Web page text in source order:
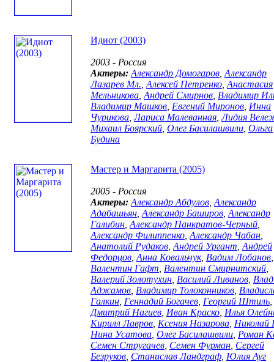
Идиот (2003)
2003 - Россия
Актеры: Александр Домогаров Александр
Лазарев Мл. Алексей Петренко Анастасия
Мельникова Андрей Смирнов Владимир
Владимир Машков Евгений Миронов Инна
Чурикова ,Лариса Малеванная ,Лидия
Михаил Боярский Олег Басилашвили Ольга
Будина
Мастер и Маргарита (2005)
2005 - Россия
Актеры: Александр Абдулов Александр
Адабашьян Александр Баширов Александр
Галибин Александр Панкратов-Черный
Александр Филиппенко Александр Чабан
Анатолий Рудаков Андрей Ургант Андрей
Федорцов Анна Ковальчук, Вадим Лобанов
Валентин Гафт Валентин Смирнитский
Валерий Золотухин Василий Ливанов
Аджамов Владимир Толоконников
Галкин Геннадий Богачев Георгий Штиль
Дмитрий Нагиев Иван Краско Илья
Кирилл Лавров Ксения Назарова Николай
Нина Усатова Олег Басилашвили Роман
Семен Стругачев Семен Фурман Сергей
Безруков Станислав Ландграф Юлия Ауг